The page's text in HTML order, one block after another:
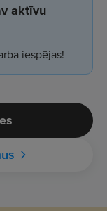
aktīvu
iespējas!